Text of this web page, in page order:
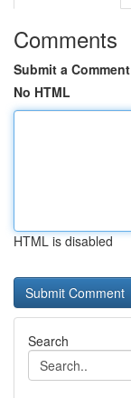
Comments
Submit a Comment
No HTML
HTML is disabled
Search